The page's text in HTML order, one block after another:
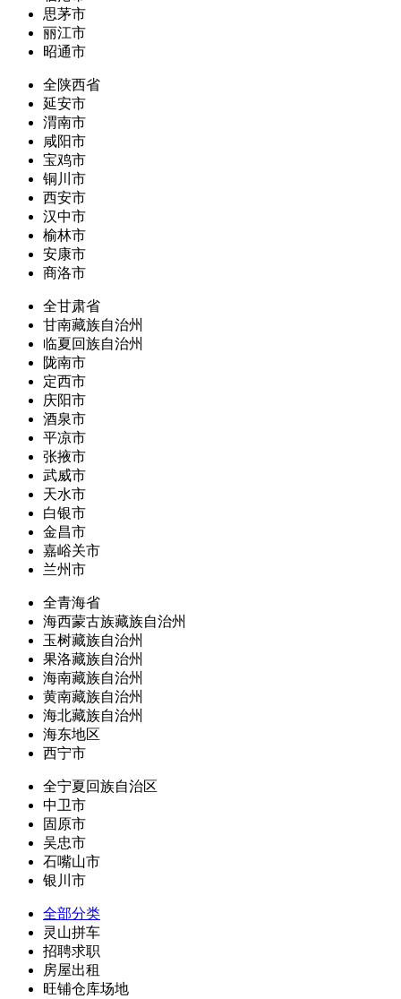
思茅市
丽江市
昭通市
全陕西省
延安市
渭南市
咸阳市
宝鸡市
铜川市
西安市
汉中市
榆林市
安康市
商洛市
全甘肃省
甘南藏族自治州
临夏回族自治州
陇南市
定西市
庆阳市
酒泉市
平凉市
张掖市
武威市
天水市
白银市
金昌市
嘉峪关市
兰州市
全青海省
海西蒙古族藏族自治州
玉树藏族自治州
果洛藏族自治州
海南藏族自治州
黄南藏族自治州
海北藏族自治州
海东地区
西宁市
全宁夏回族自治区
中卫市
固原市
吴忠市
石嘴山市
银川市
全部分类
灵山拼车
招聘求职
房屋出租
旺铺仓库场地